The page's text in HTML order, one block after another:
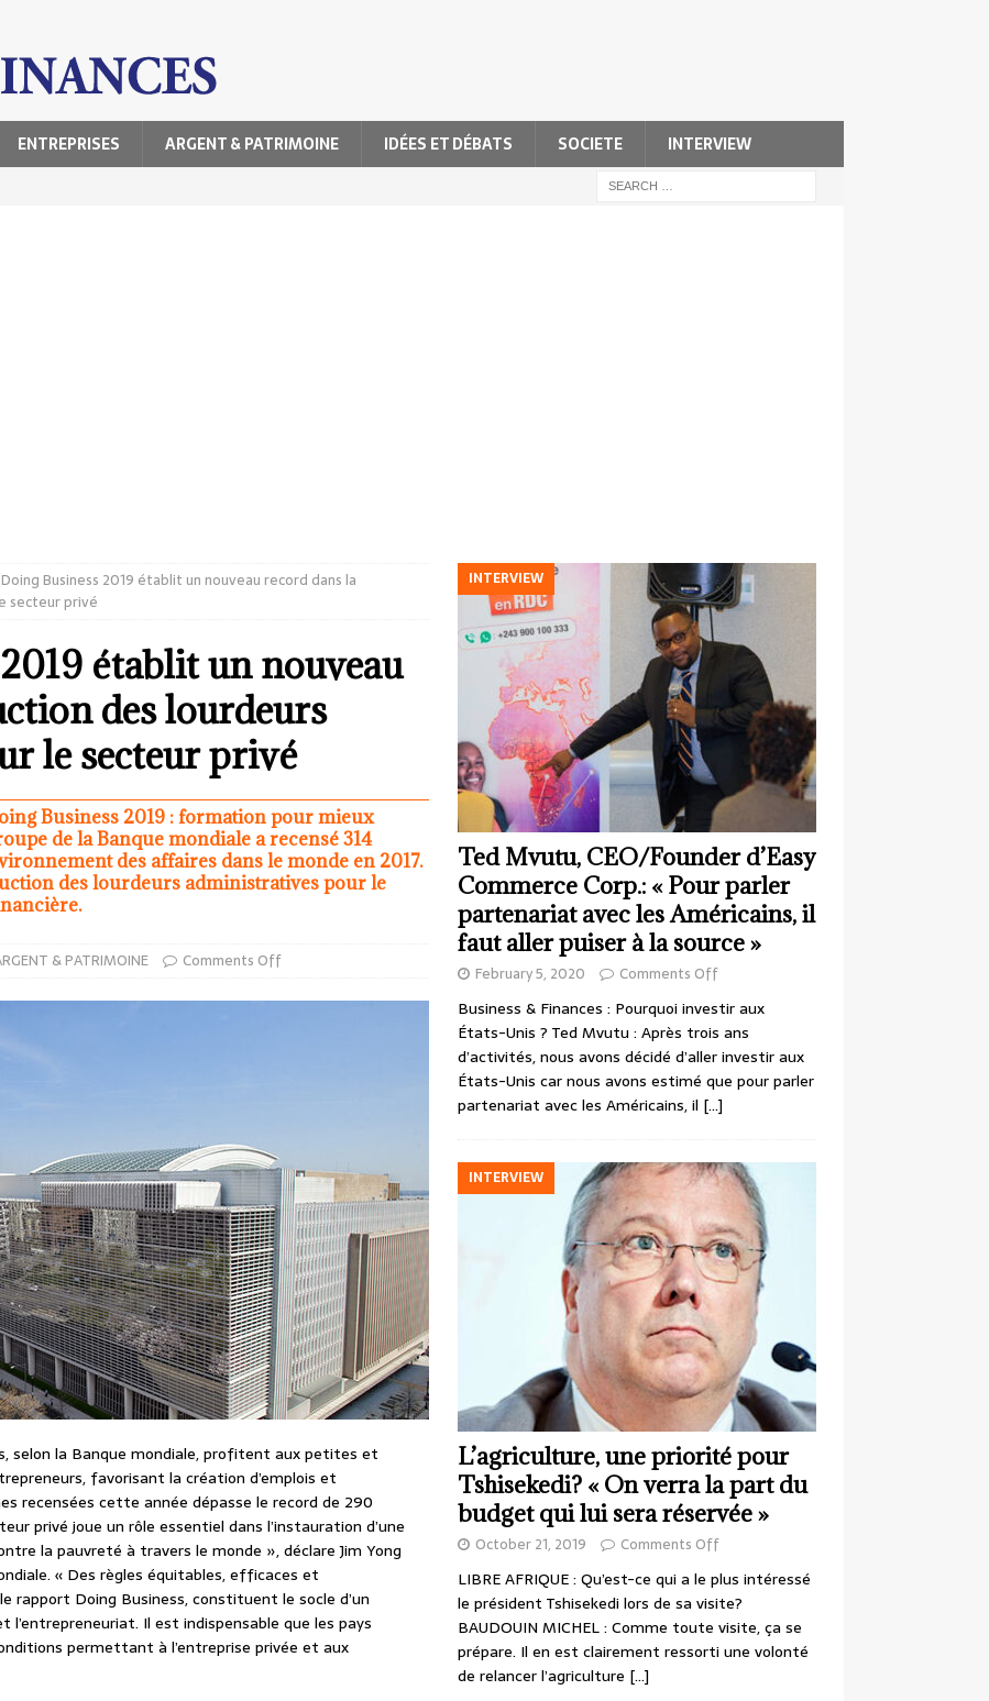
ENTREPRISES ARGENT & PATRIMOINE IDÉES ET DÉBATS SOCIETE INTERVIEW
Business 2019 établit un nouveau record dans la
secteur privé
établit un nouveau
des lourdeurs
le secteur privé
Business 2019 : formation pour mieux
de la Banque mondiale a recensé 314
des affaires dans le monde en 2017.
des lourdeurs administratives pour le
& PATRIMOINE Comments Off
selon la Banque mondiale, profitent aux petites et
favorisant la création d’emplois et
recensées cette année dépasse le record de 290
privé joue un rôle essentiel dans l’instauration d’une
la pauvreté à travers le monde », déclare Jim Yong
« Des règles équitables, efficaces et
rapport Doing Business, constituent le socle d’un
l’entrepreneuriat. Il est indispensable que les pays
permettant à l’entreprise privée et aux
INTERVIEW
Ted Mvutu, CEO/Founder d’Easy
Commerce Corp.: « Pour parler
partenariat avec les Américains, il
faut aller puiser à la source »
February 5, 2020 Comments Off
Business & Finances : Pourquoi investir aux
États-Unis ? Ted Mvutu : Après trois ans
d’activités, nous avons décidé d’aller investir aux
États-Unis car nous avons estimé que pour parler
partenariat avec les Américains, il […]
INTERVIEW
L’agriculture, une priorité pour
Tshisekedi? « On verra la part du
budget qui lui sera réservée »
October 21, 2019 Comments Off
LIBRE AFRIQUE : Qu’est-ce qui a le plus intéressé
le président Tshisekedi lors de sa visite?
BAUDOUIN MICHEL : Comme toute visite, ça se
prépare. Il en est clairement ressorti une volonté
de relancer l’agriculture […]